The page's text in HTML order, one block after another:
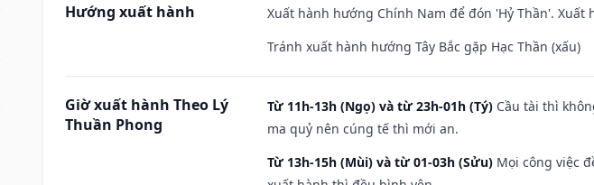
Hướng xuất hành
Xuất hành hướng Chính Nam để đón 'Hỷ Thần'. Xuất
Tránh xuất hành hướng Tây Bắc gặp Hạc Thần (xấu)
Giờ xuất hành Theo Lý
Thuần Phong
Từ 11h-13h (Ngọ) và từ 23h-01h (Tý) Cầu tài thì
ma quỷ nên cúng tế thì mới an.
Từ 13h-15h (Mùi) và từ 01-03h (Sửu) Mọi công việc